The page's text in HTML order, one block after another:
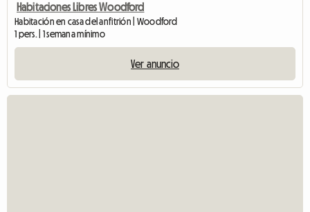
Habitaciones Libres Woodford
Habitación en casa del anfitrión | Woodford
1 pers. | 1 semana mínimo
Ver anuncio